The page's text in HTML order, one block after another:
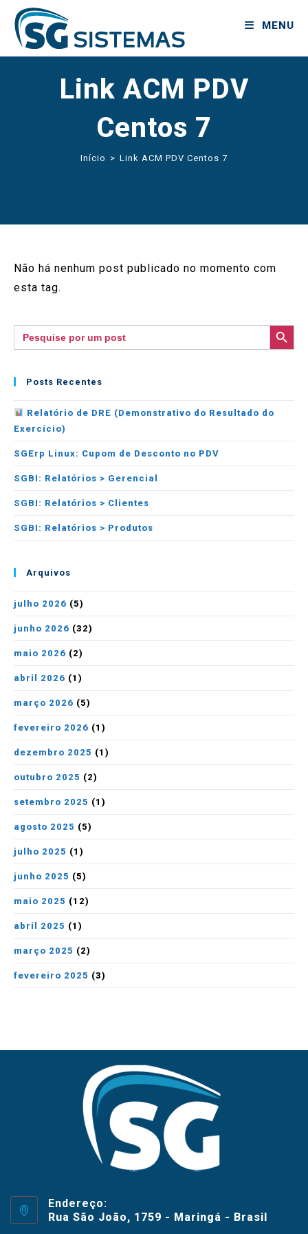
MENU
Link ACM PDV
Centos 7
Início > Link ACM PDV Centos 7
Não há nenhum post publicado no momento com
esta tag.
Search
for:
SEARCH BUTTON
Posts Recentes
Relatório de DRE (Demonstrativo do Resultado do
Exercício)
SGErp Linux: Cupom de Desconto no PDV
SGBI: Relatórios > Gerencial
SGBI: Relatórios > Clientes
SGBI: Relatórios > Produtos
Arquivos
julho 2026 (5)
junho 2026 (32)
maio 2026 (2)
abril 2026 (1)
março 2026 (5)
fevereiro 2026 (1)
dezembro 2025 (1)
outubro 2025 (2)
setembro 2025 (1)
agosto 2025 (5)
julho 2025 (1)
junho 2025 (5)
maio 2025 (12)
abril 2025 (1)
março 2025 (2)
fevereiro 2025 (3)
Endereço:
Rua São João, 1759 - Maringá - Brasil